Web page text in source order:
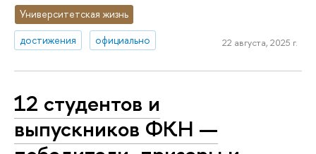
Университетская жизнь
достижения
официально 22 августа, 2025 г.
12 студентов и
выпускников ФКН —